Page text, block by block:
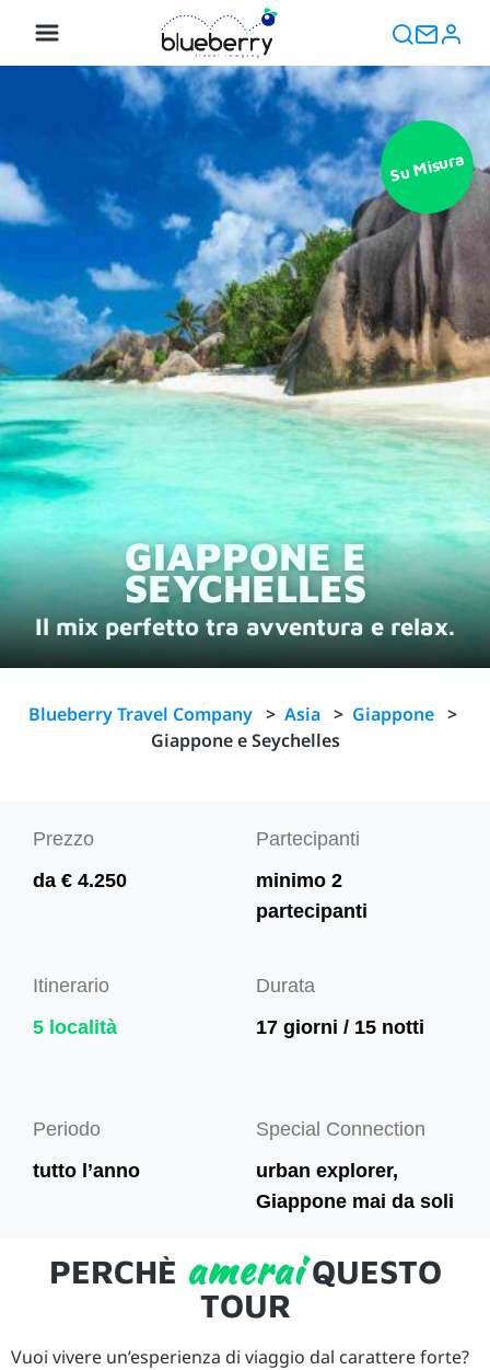
Su Misura
GIAPPONE E
SEYCHELLES
Il mix perfetto tra avventura e relax.
Blueberry Travel Company > Asia > Giappone >
Giappone e Seychelles
Prezzo
da € 4.250
Partecipanti
minimo 2
partecipanti
Itinerario
5 località
Durata
17 giorni / 15 notti
Periodo
tutto l’anno
Special Connection
urban explorer,
Giappone mai da soli
PERCHÈ ameraiQUESTO
TOUR
Vuoi vivere un’esperienza di viaggio dal carattere forte?